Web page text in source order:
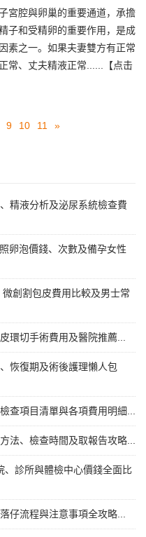
宮腔與卵巢的重要通道，承擔
子和受精卵的重要作用，是成
素之一。如果夫妻雙方有正常
常、丈夫精液正常......
【点击
9 10 11 »
精液分析及泌尿系統檢查費
卵泡價錢、次數及備孕女性
創割包皮費用比較及男士常
環切手術費用及醫院推薦...
恢復期及術後護理懶人包
查項目清單與各項費用明細...
法、檢查時間及取報告攻略...
診所與體檢中心價錢全面比
仔流程與注意事項全攻略...